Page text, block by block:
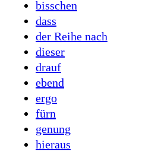
bisschen
dass
der Reihe nach
dieser
drauf
ebend
ergo
fürn
genung
hieraus